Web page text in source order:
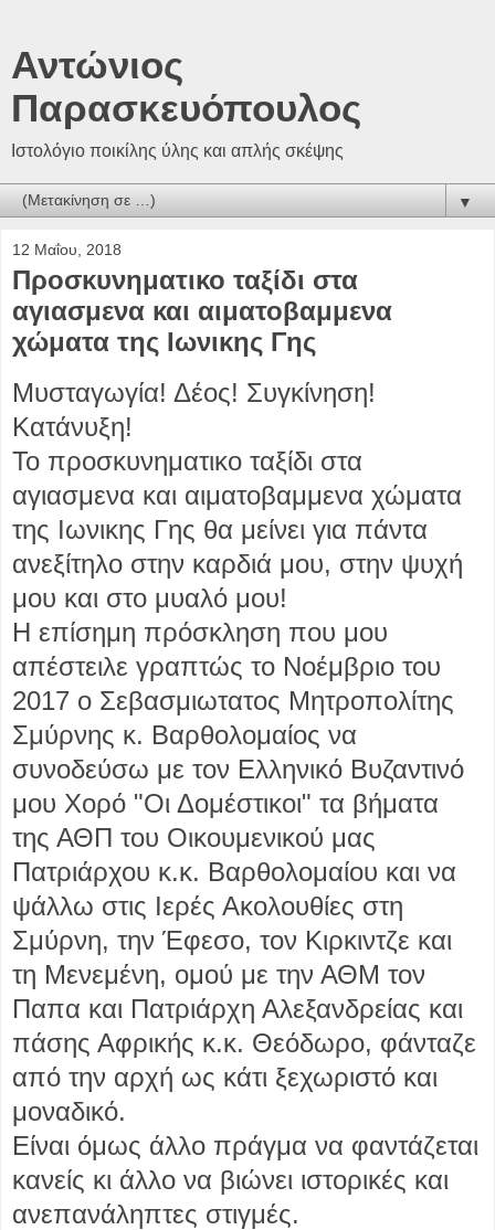
Αντώνιος
Παρασκευόπουλος
Ιστολόγιο ποικίλης ύλης και απλής σκέψης
▼
12 Μαΐου, 2018
Προσκυνηματικο ταξίδι στα
αγιασμενα και αιματοβαμμενα
χώματα της Ιωνικης Γης
Μυσταγωγία! Δέος! Συγκίνηση!
Κατάνυξη!
Το προσκυνηματικο ταξίδι στα
αγιασμενα και αιματοβαμμενα χώματα
της Ιωνικης Γης θα μείνει για πάντα
ανεξίτηλο στην καρδιά μου, στην ψυχή
μου και στο μυαλό μου!
Η επίσημη πρόσκληση που μου
απέστειλε γραπτώς το Νοέμβριο του
2017 ο Σεβασμιωτατος Μητροπολίτης
Σμύρνης κ. Βαρθολομαίος να
συνοδεύσω με τον Ελληνικό Βυζαντινό
μου Χορό "Οι Δομέστικοι" τα βήματα
της ΑΘΠ του Οικουμενικού μας
Πατριάρχου κ.κ. Βαρθολομαίου και να
ψάλλω στις Ιερές Ακολουθίες στη
Σμύρνη, την Έφεσο, τον Κιρκιντζε και
τη Μενεμένη, ομού με την ΑΘΜ τον
Παπα και Πατριάρχη Αλεξανδρείας και
πάσης Αφρικής κ.κ. Θεόδωρο, φάνταζε
από την αρχή ως κάτι ξεχωριστό και
μοναδικό.
Είναι όμως άλλο πράγμα να φαντάζεται
κανείς κι άλλο να βιώνει ιστορικές και
ανεπανάληπτες στιγμές.